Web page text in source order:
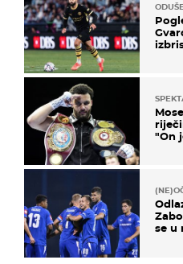
"On
se u